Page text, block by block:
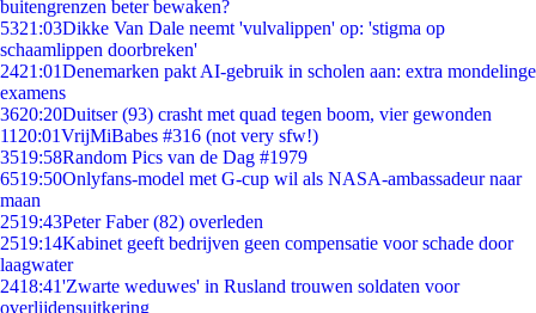
buitengrenzen beter bewaken?
5321:03Dikke Van Dale neemt 'vulvalippen' op: 'stigma op
schaamlippen doorbreken'
2421:01Denemarken pakt AI-gebruik in scholen aan: extra mondelinge
examens
3620:20Duitser (93) crasht met quad tegen boom, vier gewonden
11 20:01VrijMiBabes #316 (not very sfw!)
3519:58Random Pics van de Dag #1979
6519:50Onlyfans-model met G-cup wil als NASA-ambassadeur naar
maan
2519:43Peter Faber (82) overleden
2519:14Kabinet geeft bedrijven geen compensatie voor schade door
laagwater
2418:41'Zwarte weduwes' in Rusland trouwen soldaten voor
overlijdensuitkering